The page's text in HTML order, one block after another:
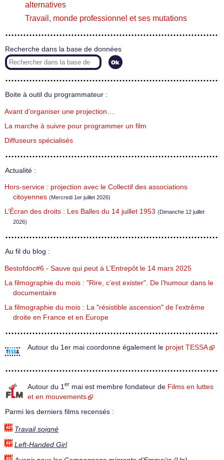
alternatives
Travail, monde professionnel et ses mutations
Recherche dans la base de données
Boite à outil du programmateur :
Avant d’organiser une projection…
La marche à suivre pour programmer un film
Diffuseurs spécialisés
Actualité :
Hors-service : projection avec le Collectif des associations
citoyennes (Mercredi 1er juillet 2026)
L’Écran des droits : Les Balles du 14 juillet 1953 (Dimanche 12 juillet
2026)
Au fil du blog :
Bestofdoc#6 - Sauve qui peut à L’Entrepôt le 14 mars 2025
La filmographie du mois : "Rire, c’est exister". De l’humour dans le
documentaire
La filmographie du mois : La "résistible ascension" de l’extrême
droite en France et en Europe
Autour du 1er mai coordonne également le projet TESSA
Autour du 1 er mai est membre fondateur de Films en luttes
et en mouvements
Parmi les derniers films recensés :
Travail soigné
Left-Handed Girl